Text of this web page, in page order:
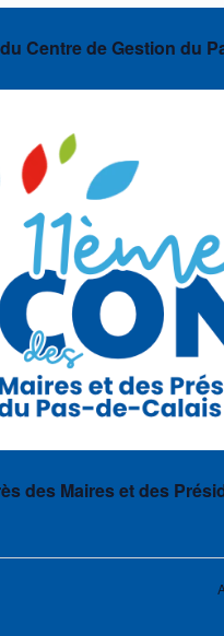
Centre de Gestion du
des Maires et des